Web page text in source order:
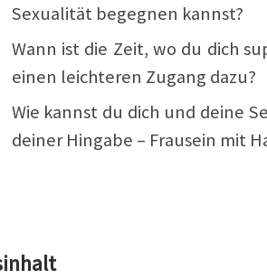
Sexualität begegnen kannst?
Wann ist die Zeit, wo du dich
einen leichteren Zugang dazu?
Wie kannst du dich und deine
deiner Hingabe – Frausein mit